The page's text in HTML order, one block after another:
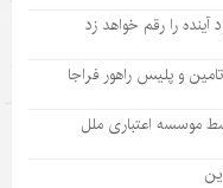
را رقم خواهد زد
و پلیس راهور فراجا